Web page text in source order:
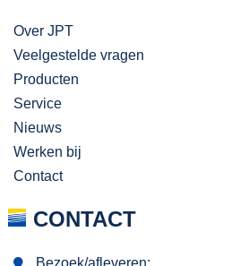
Over JPT
Veelgestelde vragen
Producten
Service
Nieuws
Werken bij
Contact
CONTACT
Bezoek/afleveren: